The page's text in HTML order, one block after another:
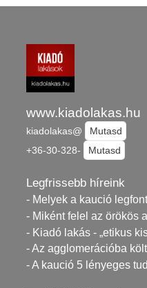
www.kiadolakas.hu
kiadolakas@
Mutasd
+36-30-328-
Mutasd
Legfrissebb híreink
- Melyek a kaució
- Miként felel az örökös
- Kiadó lakás - „etikus
- Az agglomerációba
- A kaució 5 lényeges